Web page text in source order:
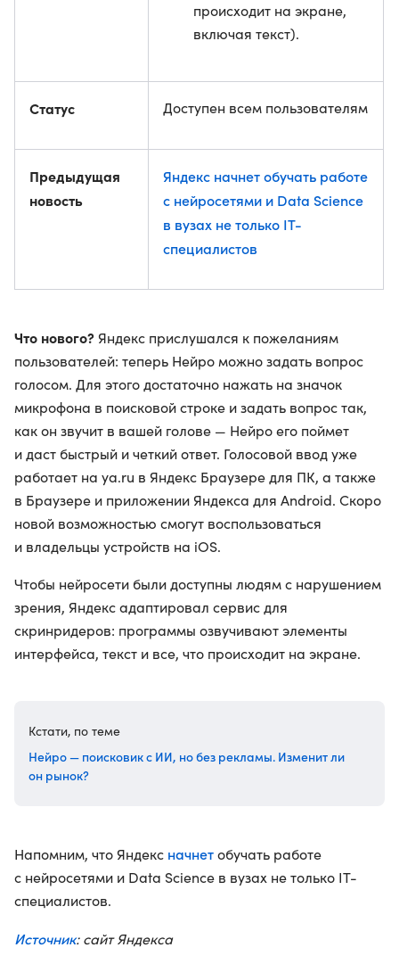
происходит на экране,
включая текст).
Статус Доступен всем пользователям
Предыдущая
новость
Яндекс начнет обучать работе
с нейросетями и Data Science
в вузах не только IT-
специалистов
Что нового? Яндекс прислушался к пожеланиям
пользователей: теперь Нейро можно задать вопрос
голосом. Для этого достаточно нажать на значок
микрофона в поисковой строке и задать вопрос так,
как он звучит в вашей голове — Нейро его поймет
и даст быстрый и четкий ответ. Голосовой ввод уже
работает на ya.ru в Яндекс Браузере для ПК, а также
в Браузере и приложении Яндекса для Android. Скоро
новой возможностью смогут воспользоваться
и владельцы устройств на iOS.
Чтобы нейросети были доступны людям с нарушением
зрения, Яндекс адаптировал сервис для
скринридеров: программы озвучивают элементы
интерфейса, текст и все, что происходит на экране.
Кстати, по теме
Нейро — поисковик с ИИ, но без рекламы. Изменит ли
он рынок?
Напомним, что Яндекс начнетобучать работе
с нейросетями и Data Science в вузах не только IT-
специалистов.
Источник: сайт Яндекса